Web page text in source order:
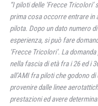
“I piloti delle ‘Frecce
prima cosa occorre entrare in
pilota. Dopo un dato numero
esperienza, si può fare
‘Frecce Tricolori’. La
nella fascia di età fra i 26 ed i
all’AMI fra piloti che godono
provenire dalle linee
prestazioni ed avere